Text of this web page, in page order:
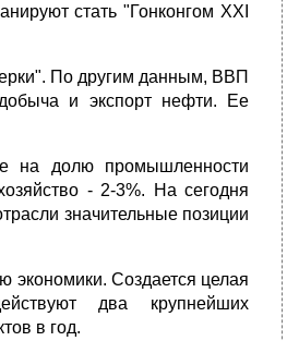
стать "Гонконгом XXI
По другим данным, ВВП
и экспорт нефти. Ее
на долю промышленности
- 2-3%. На сегодня
значительные позиции
экономики. Создается целая
два крупнейших
в год.